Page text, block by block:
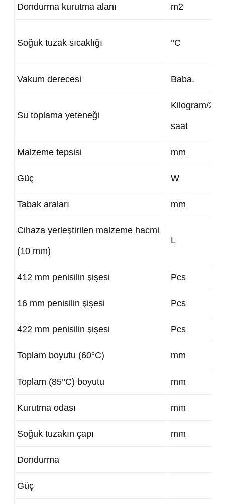
Dondurma kurutma alanı m2
Soğuk tuzak sıcaklığı °C
Vakum derecesi Baba.
Su toplama yeteneği
Kilogram/24
saat
Malzeme tepsisi mm
Güç W
Tabak araları mm
Cihaza yerleştirilen malzeme hacmi
(10 mm)
L
412 mm penisilin şişesi Pcs
16 mm penisilin şişesi Pcs
422 mm penisilin şişesi Pcs
Toplam boyutu (60°C) mm
Toplam (85°C) boyutu mm
Kurutma odası mm
Soğuk tuzakın çapı mm
Dondurma
Güç